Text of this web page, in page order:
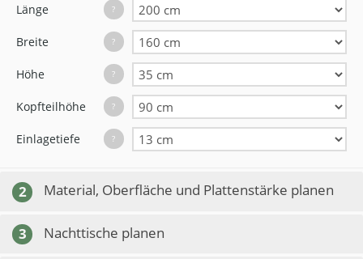
Länge ?
Breite ?
Höhe ?
Kopfteilhöhe ?
Einlagetiefe ?
2 Material, Oberfläche und Plattenstärke planen
3 Nachttische planen